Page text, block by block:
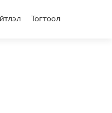
Тогтоол